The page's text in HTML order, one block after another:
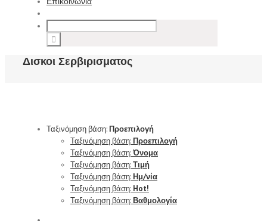
Δισκοι Σερβιρισματος
Ταξινόμηση βάση:Προεπιλογή
Ταξινόμηση βάση:Προεπιλογή
Ταξινόμηση βάση:Όνομα
Ταξινόμηση βάση:Τιμή
Ταξινόμηση βάση:Ημ/νία
Ταξινόμηση βάση: Hot!
Ταξινόμηση βάση:Βαθμολογία